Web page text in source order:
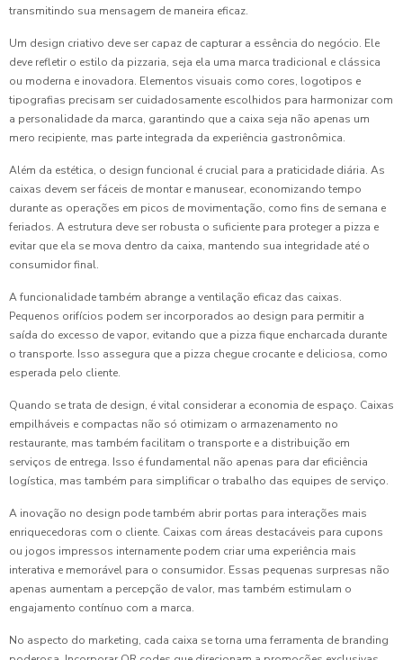
transmitindo sua mensagem de maneira eficaz.
Um design criativo deve ser capaz de capturar a essência do negócio. Ele
deve refletir o estilo da pizzaria, seja ela uma marca tradicional e clássica
ou moderna e inovadora. Elementos visuais como cores, logotipos e
tipografias precisam ser cuidadosamente escolhidos para harmonizar com
a personalidade da marca, garantindo que a caixa seja não apenas um
mero recipiente, mas parte integrada da experiência gastronômica.
Além da estética, o design funcional é crucial para a praticidade diária. As
caixas devem ser fáceis de montar e manusear, economizando tempo
durante as operações em picos de movimentação, como fins de semana e
feriados. A estrutura deve ser robusta o suficiente para proteger a pizza e
evitar que ela se mova dentro da caixa, mantendo sua integridade até o
consumidor final.
A funcionalidade também abrange a ventilação eficaz das caixas.
Pequenos orifícios podem ser incorporados ao design para permitir a
saída do excesso de vapor, evitando que a pizza fique encharcada durante
o transporte. Isso assegura que a pizza chegue crocante e deliciosa, como
esperada pelo cliente.
Quando se trata de design, é vital considerar a economia de espaço. Caixas
empilháveis e compactas não só otimizam o armazenamento no
restaurante, mas também facilitam o transporte e a distribuição em
serviços de entrega. Isso é fundamental não apenas para dar eficiência
logística, mas também para simplificar o trabalho das equipes de serviço.
A inovação no design pode também abrir portas para interações mais
enriquecedoras com o cliente. Caixas com áreas destacáveis para cupons
ou jogos impressos internamente podem criar uma experiência mais
interativa e memorável para o consumidor. Essas pequenas surpresas não
apenas aumentam a percepção de valor, mas também estimulam o
engajamento contínuo com a marca.
No aspecto do marketing, cada caixa se torna uma ferramenta de branding